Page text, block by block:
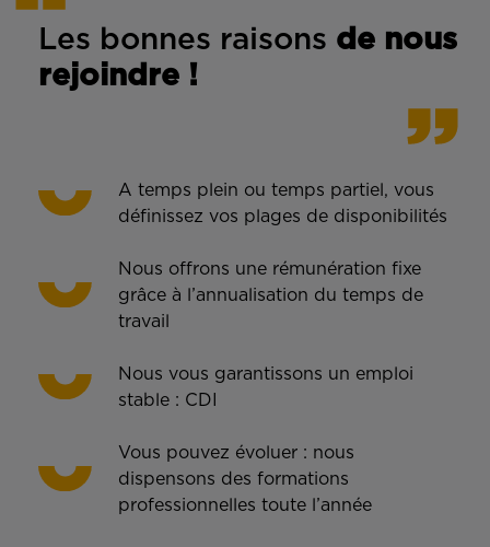
Les bonnes raisons de nous
rejoindre !
A temps plein ou temps partiel, vous
définissez vos plages de disponibilités
Nous offrons une rémunération fixe
grâce à l’annualisation du temps de
travail
Nous vous garantissons un emploi
stable : CDI
Vous pouvez évoluer : nous
dispensons des formations
professionnelles toute l’année